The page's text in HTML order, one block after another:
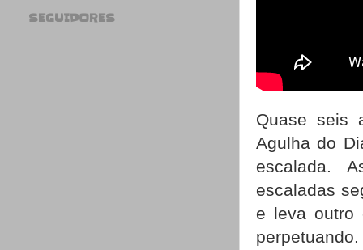
Quase seis
Agulha do
escalada.
escaladas
e leva outro
SEGUIDORES